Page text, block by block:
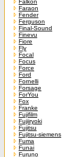
Falkon
Faraon
Fender
Ferguson
Final-Sound
Finevu
Fiore
Fly
Focal
Focus
Force
Ford
Fornelli
Forsage
ForYou
Fox
Franke
Fujifilm
Fujiiryoki
Fujitsu
Fujitsu-siemens
Fuma
Funai
Furuno